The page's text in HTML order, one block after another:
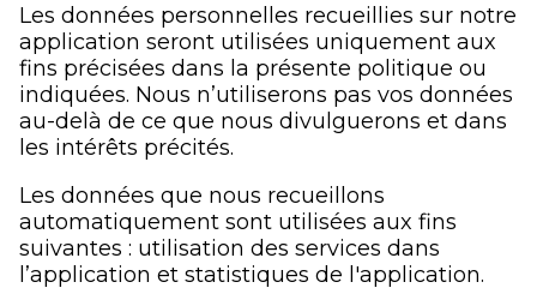
Les données personnelles recueillies sur notre
application seront utilisées uniquement aux
fins précisées dans la présente politique ou
indiquées. Nous n’utiliserons pas vos données
au-delà de ce que nous divulguerons et dans
les intérêts précités.
Les données que nous recueillons
automatiquement sont utilisées aux fins
suivantes : utilisation des services dans
l’application et statistiques de l'application.